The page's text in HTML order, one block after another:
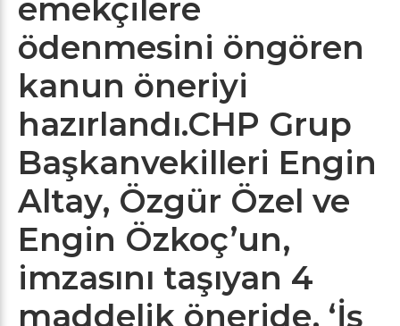
emekçilere
ödenmesini öngören
kanun öneriyi
hazırlandı.CHP Grup
Başkanvekilleri Engin
Altay, Özgür Özel ve
Engin Özkoç’un,
imzasını taşıyan 4
maddelik öneride, ‘İş